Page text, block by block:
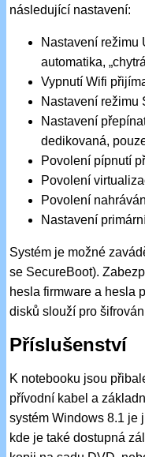
následující nastavení:
Nastavení režimu
automatika,
Vypnutí Wifi
Nastavení režimu
Nastavení
dedikovaná,
Povolení pípnutí
Povolení
Povolení
Nastavení
Systém je možné
se SecureBoot).
hesla firmware a hesla
disků slouží pro
Příslušenství
K notebooku jsou
přívodní kabel a
systém Windows 8.1 je
kde je také dostupná